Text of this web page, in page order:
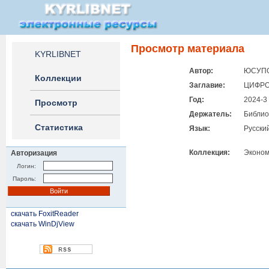
KYRLIBNET
Коллекции
Просмотр
Статистика
Авторизация
Логин:
Пароль:
скачать FoxitReader
скачать WinDjView
Просмотр материала
Автор:
Заглавие:
Год:
2024-3
Держатель:
Язык:
Коллекция: